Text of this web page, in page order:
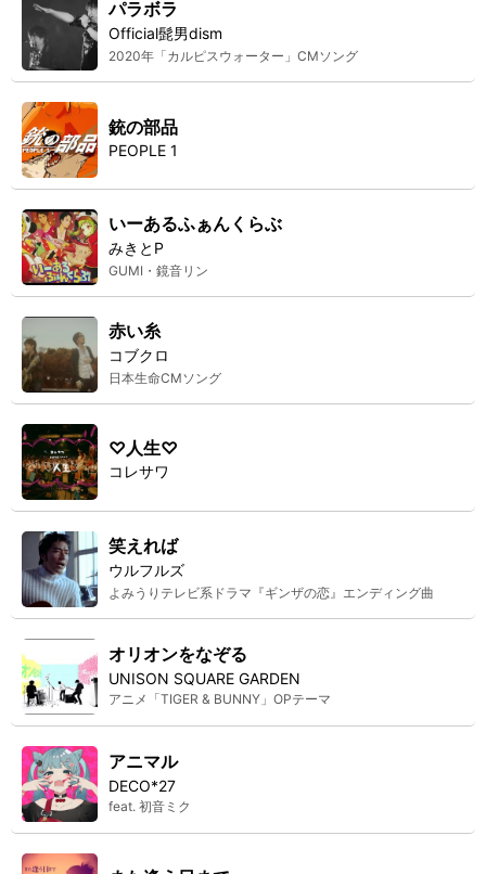
パラボラ
Official髭男dism
2020年「カルピスウォーター」CMソング
銃の部品
PEOPLE 1
いーあるふぁんくらぶ
みきとP
GUMI・鏡音リン
赤い糸
コブクロ
日本生命CMソング
♡人生♡
コレサワ
笑えれば
ウルフルズ
よみうりテレビ系ドラマ『ギンザの恋』エンディング曲
オリオンをなぞる
UNISON SQUARE GARDEN
アニメ「TIGER & BUNNY」OPテーマ
アニマル
DECO*27
feat. 初音ミク